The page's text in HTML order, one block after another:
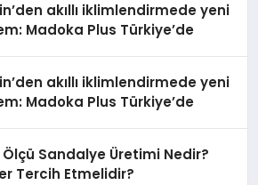
akıllı iklimlendirmede yeni
Madoka Plus Türkiye’de
akıllı iklimlendirmede yeni
Madoka Plus Türkiye’de
Ölçü Sandalye Üretimi Nedir?
Tercih Etmelidir?